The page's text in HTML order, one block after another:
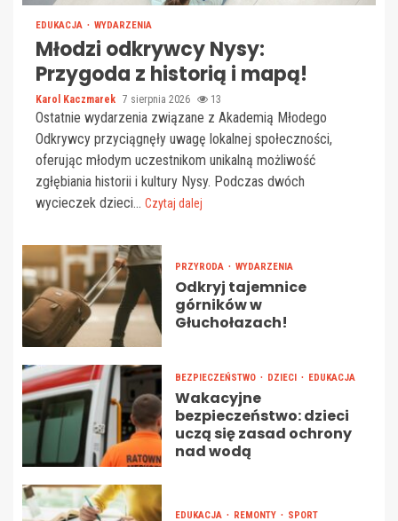
EDUKACJA WYDARZENIA
Młodzi odkrywcy Nysy:
Przygoda z historią i mapą!
Karol Kaczmarek 7 sierpnia 2026 13
Ostatnie wydarzenia związane z Akademią Młodego
Odkrywcy przyciągnęły uwagę lokalnej społeczności,
oferując młodym uczestnikom unikalną możliwość
zgłębiania historii i kultury Nysy. Podczas dwóch
wycieczek dzieci... Czytaj dalej
PRZYRODA WYDARZENIA
Odkryj tajemnice
górników w
Głuchołazach!
BEZPIECZEŃSTWO DZIECI EDUKACJA
Wakacyjne
bezpieczeństwo: dzieci
uczą się zasad ochrony
nad wodą
EDUKACJA REMONTY SPORT